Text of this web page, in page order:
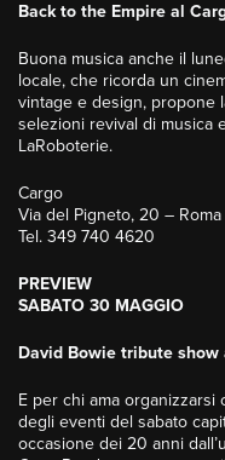
Back to the Empire al
Buona musica anche il
locale, che ricorda un
vintage e design, propone
selezioni revival di musica
LaRoboterie.
Cargo
Via del Pigneto, 20 – Roma
Tel. 349 740 4620
PREVIEW
SABATO 30 MAGGIO
David Bowie tribute show
E per chi ama organizzarsi
degli eventi del sabato
occasione dei 20 anni